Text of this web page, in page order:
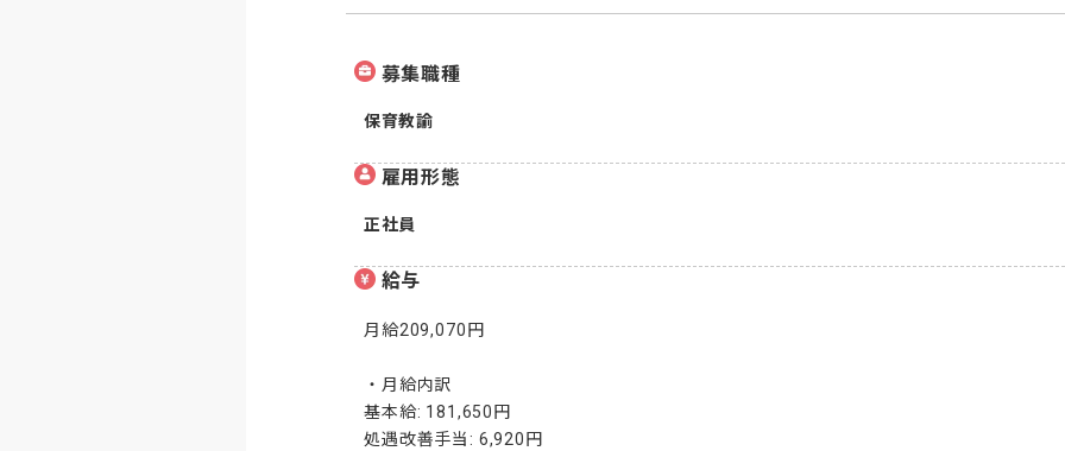
募集職種
保育教諭
雇用形態
正社員
給与
月給209,070円
・月給内訳
基本給: 181,650円
処遇改善手当: 6,920円